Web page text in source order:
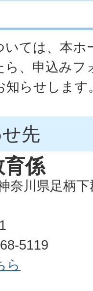
ては、本ホ
ら、申込みフ
知らせします
先
係
奈川県足柄
68-5119
ら